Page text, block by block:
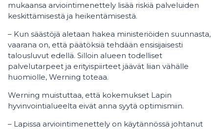
mukaansa arviointimenettely lisää riskiä palveluiden
keskittämisestä ja heikentämisestä.
– Kun säästöjä aletaan hakea ministeriöiden suunnasta,
vaarana on, että päätöksiä tehdään ensisijaisesti
talousluvut edellä. Silloin alueen todelliset
palvelutarpeet ja erityispiirteet jäävät liian vähälle
huomiolle, Werning toteaa.
Werning muistuttaa, että kokemukset Lapin
hyvinvointialueelta eivät anna syytä optimismiin.
– Lapissa arviointimenettely on käytännössä johtanut